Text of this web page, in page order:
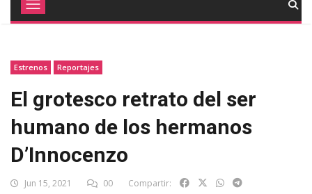
Estrenos Reportajes
El grotesco retrato del ser
humano de los hermanos
D’Innocenzo
Jun 15, 2021 00 Compartir: